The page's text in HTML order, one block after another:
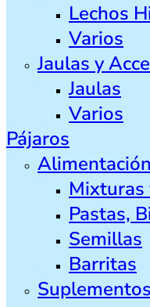
Lechos
Varios
Jaulas y
Jaulas
Varios
Pájaros
Alimentación
Mixturas
Pastas,
Semillas
Barritas